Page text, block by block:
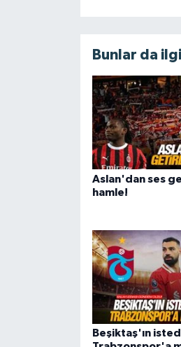
Bunlar da
Aslan'dan ses
hamle!
Beşiktaş'ın